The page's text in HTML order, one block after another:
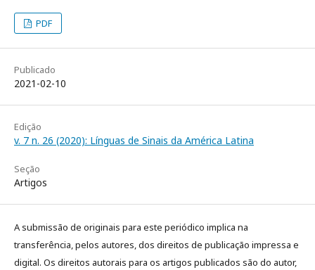
PDF
Publicado
2021-02-10
Edição
v. 7 n. 26 (2020): Línguas de Sinais da América Latina
Seção
Artigos
A submissão de originais para este periódico implica na
transferência, pelos autores, dos direitos de publicação impressa e
digital. Os direitos autorais para os artigos publicados são do autor,